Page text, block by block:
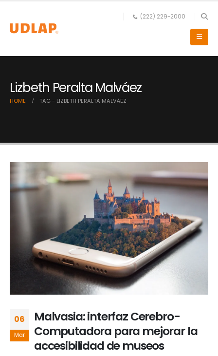
(222) 229-2000
Lizbeth Peralta Malváez
HOME TAG - LIZBETH PERALTA MALVÁEZ
06
Mar
Malvasia: interfaz Cerebro-
Computadora para mejorar la
accesibilidad de museos